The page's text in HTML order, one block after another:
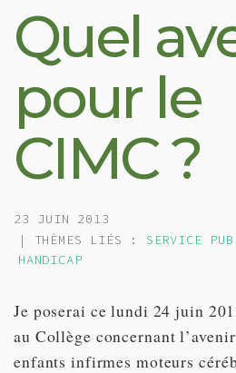
Quel
pour le
CIMC ?
23 JUIN 2013
| THÈMES LIÉS : SERVICE
HANDICAP
Je poserai ce lundi 24 juin
au Collège concernant
enfants infirmes moteurs